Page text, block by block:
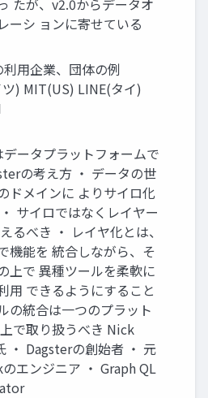
ーシ ョンに寄せている
用企業、団体の例
ツ) MIT(US) LINE(タイ)
ータプラットフォームで
の考え方 ・ データの世
ドメインに よりサイロ化
サイロではなくレイヤー
るべき ・ レイヤ化とは、
機能を 統合しながら、そ
上で 異種ツールを柔軟に
用 できるようにすること
の統合は一つのプラット
で取り扱うべき Nick
・ Dagsterの創始者 ・ 元
エンジニア ・ Graph QL